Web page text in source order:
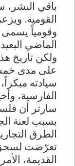
باقي البشر،
القومية.
وقومياً يسمى
الماضي
ولكن تاريخ
على مدى
سيادته
الفارسية،
سارتر أن
بسبب لعنة
الطرق
تعرّضت لسحق
القديمة،